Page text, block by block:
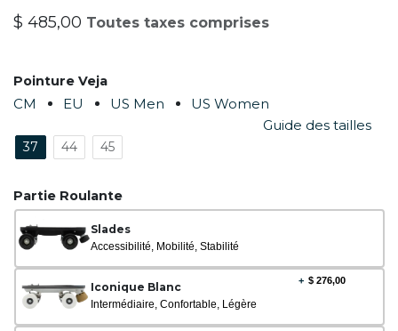
$ 485,00 Toutes taxes comprises
Pointure Veja
CM EU US Men
US Women
Guide des tailles
37 44 45
Partie Roulante
Slades
Accessibilité, Mobilité, Stabilité
Iconique Blanc
Intermédiaire, Confortable, Légère
+ $ 276,00